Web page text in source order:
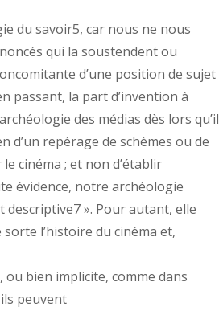
du savoir5, car nous ne nous
qui la soustendent ou
d’une position de sujet
passant, la part d’invention à
des médias dès lors qu’il
d’un repérage de schèmes ou de
cinéma ; et non d’établir
évidence, notre archéologie
descriptive7 ». Pour autant, elle
l’histoire du cinéma et,
ou bien implicite, comme dans
peuvent